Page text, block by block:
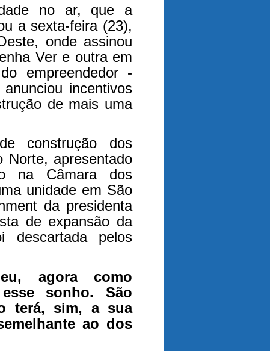
no ar, que a
a sexta-feira (23),
onde assinou
Ver e outra em
empreendedor -
incentivos
de mais uma
construção dos
Norte, apresentado
na Câmara dos
unidade em São
da presidenta
de expansão da
descartada pelos
agora como
sonho. São
terá, sim, a sua
ao dos